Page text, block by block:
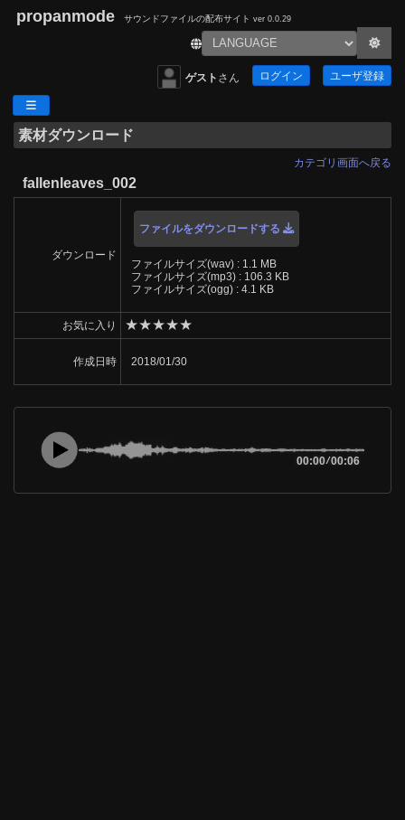
propanmode サウンドファイルの配布サイト ver 0.0.29
ゲスト さん ログイン ユーザ登録
素材ダウンロード
カテゴリ画面へ戻る
fallenleaves_002
ダウンロード
ファイルをダウンロードする
ファイルサイズ(wav) : 1.1 MB
ファイルサイズ(mp3) : 106.3 KB
ファイルサイズ(ogg) : 4.1 KB
お気に入り ★★★★★
作成日時 2018/01/30
00:00/00:06